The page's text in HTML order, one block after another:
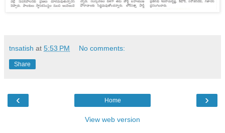
tnsatish at 5:53 PM No comments:
Share
‹ ›
Home
View web version